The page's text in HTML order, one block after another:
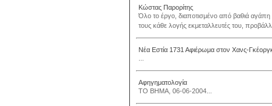
Κώστας Παρορίτης
Όλο το έργο, διαποτισμένο από βαθιά αγάπη
τους κάθε λογής εκμεταλλευτές του,
Νέα Εστία 1731 Αφιέρωμα στον Χανς-
Αφηγηματολογία
ΤΟ ΒΗΜΑ, 06-06-2004...